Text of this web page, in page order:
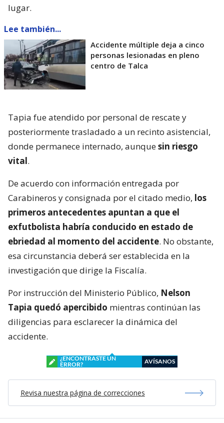
lugar.
Lee también...
Accidente múltiple deja a cinco
personas lesionadas en pleno
centro de Talca
Tapia fue atendido por personal de rescate y
posteriormente trasladado a un recinto asistencial,
donde permanece internado, aunquesin riesgo
vital.
De acuerdo con información entregada por
Carabineros y consignada por el citado medio, los
primeros antecedentes apuntan a que el
exfutbolista habría conducido en estado de
ebriedad al momento del accidente. No obstante,
esa circunstancia deberá ser establecida en la
investigación que dirige la Fiscalía.
Por instrucción del Ministerio Público, Nelson
Tapia quedó apercibido mientras continúan las
diligencias para esclarecer la dinámica del
accidente.
¿ENCONTRASTE UN
ERROR?
AVÍSANOS
Revisa nuestra página de correcciones